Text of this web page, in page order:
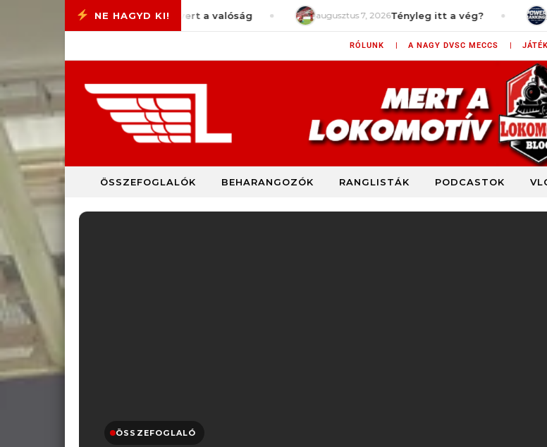
#77 – Megint pofánvert a valóság augusztus 7, 2026Tényleg itt a vég? július 29, 2026
RÓLUNK | A NAGY DVSC MECCS |
DVSC szurkolói blog
ÖSSZEFOGLALÓK BEHARANGOZÓK RANGLISTÁK PODCASTOK
ÖSSZEFOGLALÓ